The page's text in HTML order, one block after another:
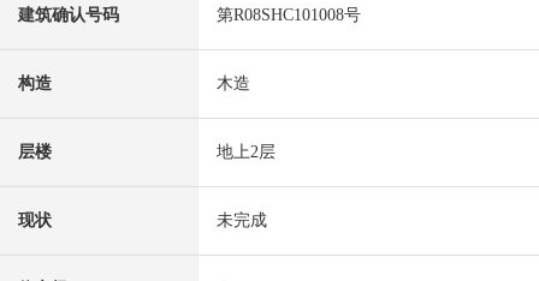
建筑确认号码 第R08SHC101008号
构造 木造
层楼 地上2层
现状 未完成